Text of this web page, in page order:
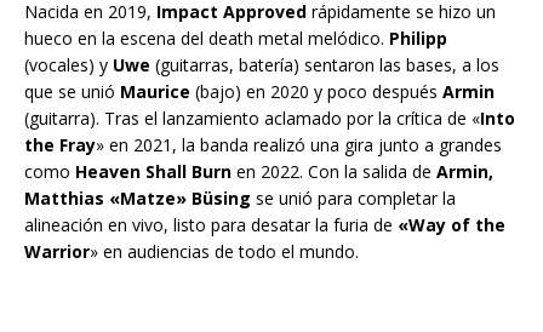
Nacida en 2019, Impact Approved rápidamente se hizo un
hueco en la escena del death metal melódico. Philipp
(vocales) y Uwe (guitarras, batería) sentaron las bases, a los
que se unió Maurice (bajo) en 2020 y poco después Armin
(guitarra). Tras el lanzamiento aclamado por la crítica de «Into
the Fray» en 2021, la banda realizó una gira junto a grandes
como Heaven Shall Burn en 2022. Con la salida de Armin,
Matthias «Matze» Büsing se unió para completar la
alineación en vivo, listo para desatar la furia de «Way of the
Warrior» en audiencias de todo el mundo.